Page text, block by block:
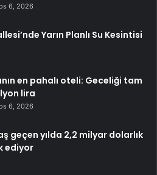
6, 2026
Yarın Planlı Su Kesintisi
en pahalı oteli: Geceliği tam
lira
6, 2026
geçen yılda 2,2 milyar dolarlık
ediyor